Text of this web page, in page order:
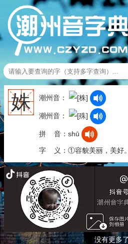
姝 潮州音：
潮州音：
拼 音：shū
字 义：①容貌美丽，美好
没有更多了